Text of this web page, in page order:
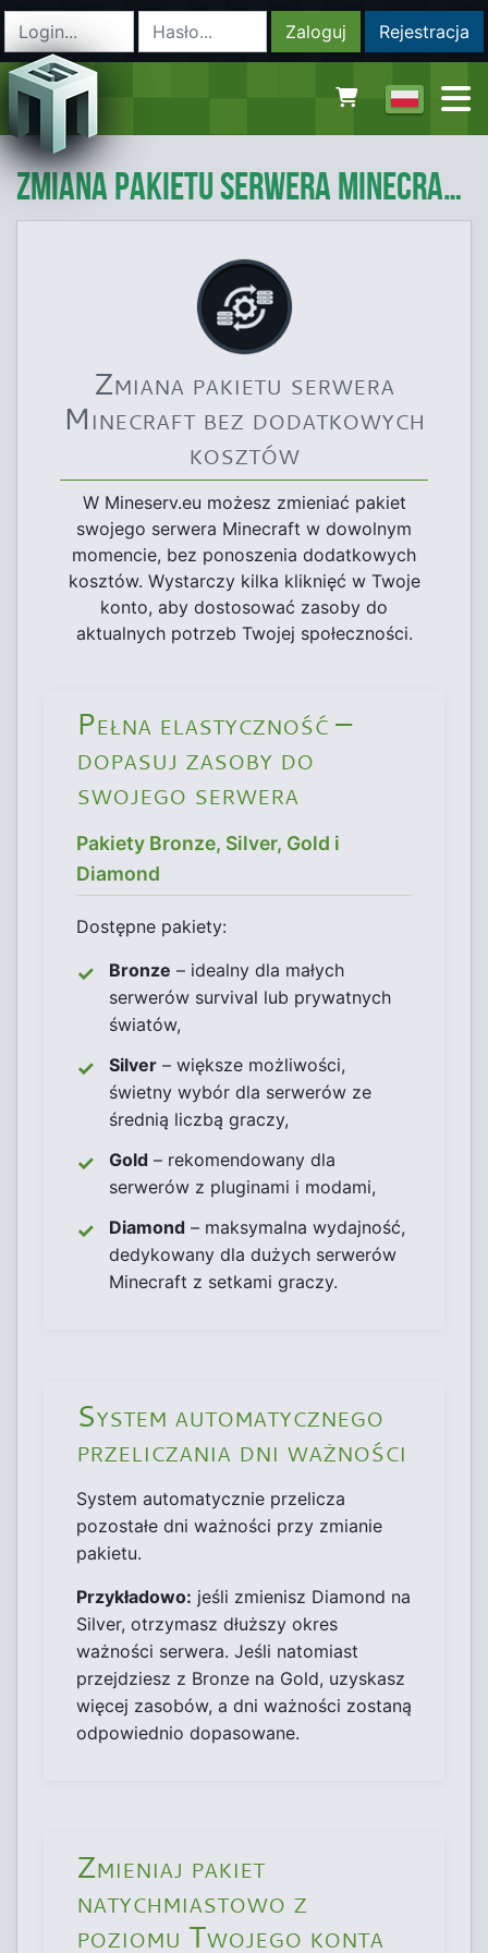
Zaloguj Rejestracja
Zmiana pakietu serwera Minecraft bez dodatkowych kosztów
Zmiana pakietu serwera
Minecraft bez dodatkowych
kosztów
W Mineserv.eu możesz zmieniać pakiet
swojego serwera Minecraft w dowolnym
momencie, bez ponoszenia dodatkowych
kosztów. Wystarczy kilka kliknięć w Twoje
konto, aby dostosować zasoby do
aktualnych potrzeb Twojej społeczności.
Pełna elastyczność –
dopasuj zasoby do
swojego serwera
Pakiety Bronze, Silver, Gold i
Diamond
Dostępne pakiety:
Bronze – idealny dla małych
serwerów survival lub prywatnych
światów,
Silver – większe możliwości,
świetny wybór dla serwerów ze
średnią liczbą graczy,
Gold – rekomendowany dla
serwerów z pluginami i modami,
Diamond – maksymalna wydajność,
dedykowany dla dużych serwerów
Minecraft z setkami graczy.
System automatycznego
przeliczania dni ważności
System automatycznie przelicza
pozostałe dni ważności przy zmianie
pakietu.
Przykładowo: jeśli zmienisz Diamond na
Silver, otrzymasz dłuższy okres
ważności serwera. Jeśli natomiast
przejdziesz z Bronze na Gold, uzyskasz
więcej zasobów, a dni ważności zostaną
odpowiednio dopasowane.
Zmieniaj pakiet
natychmiastowo z
poziomu Twojego konta